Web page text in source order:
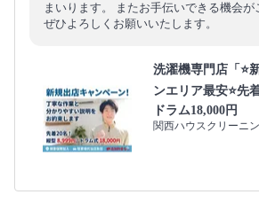
まいります。 またお手伝いできる機会が
ぜひよろしくお願いいたします。
洗濯機専門店「⭐
ンエリア最安⭐先
ドラム18,000円
関西ハウスクリーニ